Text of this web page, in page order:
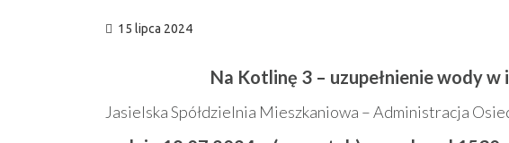
15 lipca 2024
Na Kotlinę 3 – uzupełnienie wody
Jasielska Spółdzielnia Mieszkaniowa – Administracja